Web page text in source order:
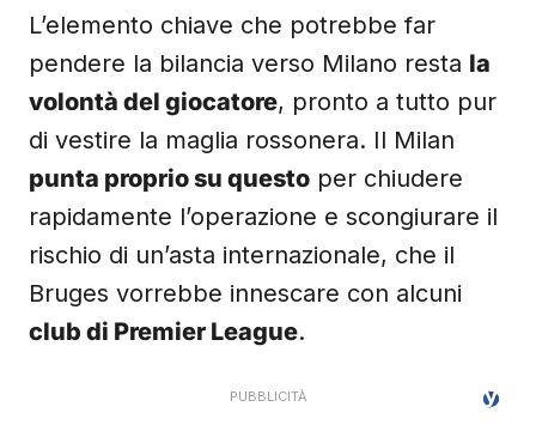
L’elemento chiave che potrebbe far
pendere la bilancia verso Milano resta la
volontà del giocatore, pronto a tutto pur
di vestire la maglia rossonera. Il Milan
punta proprio su questo per chiudere
rapidamente l’operazione e scongiurare il
rischio di un’asta internazionale, che il
Bruges vorrebbe innescare con alcuni
club di Premier League.